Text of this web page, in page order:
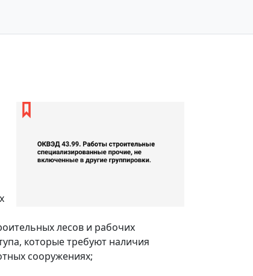
лесов и рабочих
которые требуют наличия
сооружениях;